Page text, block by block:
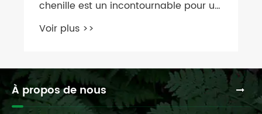
À propos de nous